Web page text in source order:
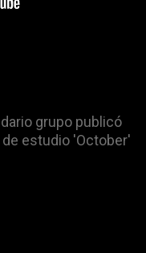
grupo publicó
estudio 'October'